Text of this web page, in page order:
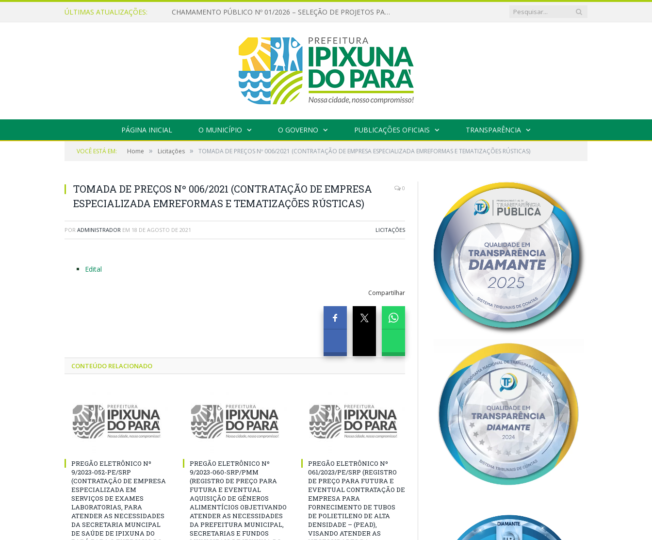
ÚLTIMAS ATUALIZAÇÕES: CHAMAMENTO PÚBLICO Nº 01/2026 – SELEÇÃO DE PROJETOS PARA FIRMAR TERMO DE EXECUÇÃO CULTURAL COM RECURSOS DA POLÍTICA NACIONAL ALDIR BLANC DE FOMENTO À CULTURA – PNAB (LEI Nº 14.399/2022)
PÁGINA INICIAL O MUNICÍPIO O GOVERNO PUBLICAÇÕES OFICIAIS TRANSPARÊNCIA
VOCÊ ESTÁ EM: Home » Licitações » TOMADA DE PREÇOS Nº 006/2021 (CONTRATAÇÃO DE EMPRESA ESPECIALIZADA EMREFORMAS E TEMATIZAÇÕES RÚSTICAS)
TOMADA DE PREÇOS Nº 006/2021 (CONTRATAÇÃO DE EMPRESA
ESPECIALIZADA EMREFORMAS E TEMATIZAÇÕES RÚSTICAS)
0
POR ADMINISTRADOR EM 18 DE AGOSTO DE 2021 LICITAÇÕES
Edital
Compartilhar
CONTEÚDO RELACIONADO
PREGÃO ELETRÔNICO Nº
9/2023-052-PE/SRP
(CONTRATAÇÃO DE EMPRESA
ESPECIALIZADA EM
SERVIÇOS DE EXAMES
LABORATORIAS, PARA
ATENDER AS NECESSIDADES
DA SECRETARIA MUNCIPAL
DE SAÚDE DE IPIXUNA DO
PREGÃO ELETRÔNICO Nº
9/2023-060-SRP/PMM
(REGISTRO DE PREÇO PARA
FUTURA E EVENTUAL
AQUISIÇÃO DE GÊNEROS
ALIMENTÍCIOS OBJETIVANDO
ATENDER AS NECESSIDADES
DA PREFEITURA MUNICIPAL,
SECRETARIAS E FUNDOS
PREGÃO ELETRÔNICO Nº
061/2023/PE/SRP (REGISTRO
DE PREÇO PARA FUTURA E
EVENTUAL CONTRATAÇÃO DE
EMPRESA PARA
FORNECIMENTO DE TUBOS
DE POLIETILENO DE ALTA
DENSIDADE – (PEAD),
VISANDO ATENDER AS